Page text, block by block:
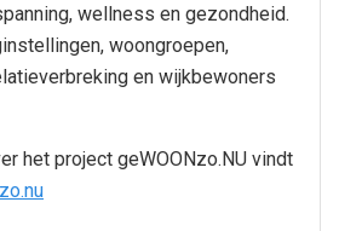
wellness en gezondheid.
woongroepen,
en wijkbewoners
het project geWOONzo.NU vindt